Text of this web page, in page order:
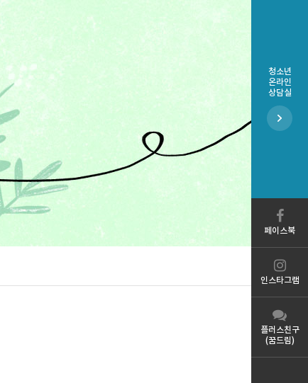
청소년
온라인
상담실
페이스북
인스타그램
플러스친구
(꿈드림)